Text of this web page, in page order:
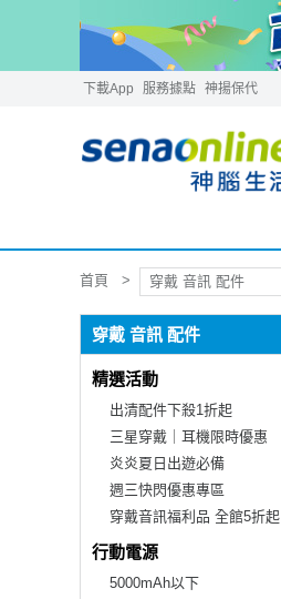
下載App 服務據點 神揚保代
首頁 穿戴 音訊 配件
穿戴 音訊 配件
精選活動
出清配件下殺1折起
三星穿戴｜耳機限時優惠
炎炎夏日出遊必備
週三快閃優惠專區
穿戴音訊福利品 全館5折起
行動電源
5000mAh以下